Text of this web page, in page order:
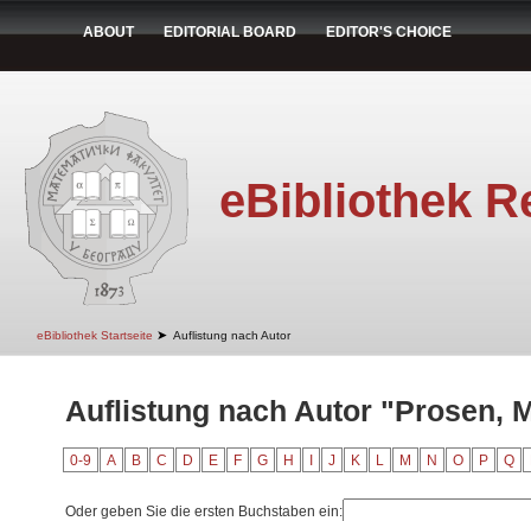
ABOUT EDITORIAL BOARD EDITOR'S CHOICE
eBibliothek
eBibliothek Startseite ➤ Auflistung nach Autor
Auflistung nach Autor "Prosen,
0-9 A B C D E F G H J K L M N O P Q
Oder geben Sie die ersten Buchstaben ein: